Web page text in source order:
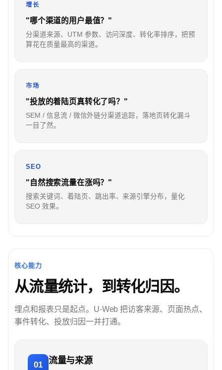
增长
"哪个渠道的用户最值？"
分渠道来源、UTM 参数、访问深度、转化率排序，把预
算花在质量最高的渠道。
市场
"投放的着陆页真转化了吗？"
SEM / 信息流 / 微信外链分渠道追踪，落地页转化漏斗
一目了然。
SEO
"自然搜索流量在涨吗？"
搜索关键词、着陆页、跳出率、来源引擎分布，量化
SEO 效果。
核心能力
从流量统计，到转化归因。
埋点和报表只是起点。U-Web 把访客来源、页面热点、
事件转化、投放归因一并打通。
01 流量与来源